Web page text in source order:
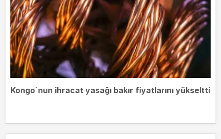
Kongo`nun ihracat yasağı bakır fiyatlarını yükseltti